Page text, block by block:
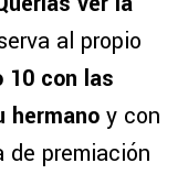
al propio
10 con las
hermano y con
de premiación